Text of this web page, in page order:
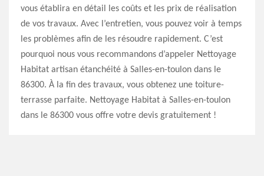
vous établira en détail les coûts et les prix de réalisation
de vos travaux. Avec l’entretien, vous pouvez voir à temps
les problèmes afin de les résoudre rapidement. C’est
pourquoi nous vous recommandons d’appeler Nettoyage
Habitat artisan étanchéité à Salles-en-toulon dans le
86300. À la fin des travaux, vous obtenez une toiture-
terrasse parfaite. Nettoyage Habitat à Salles-en-toulon
dans le 86300 vous offre votre devis gratuitement !